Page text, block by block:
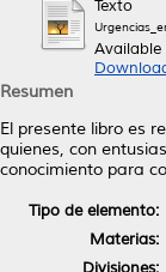
Texto
Available
Resumen
El presente libro es
quienes, con
conocimiento para
Tipo de elemento:
Materias:
Divisiones: